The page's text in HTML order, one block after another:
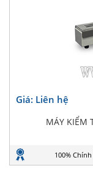
Giá: Liên hệ
MÁY KIỂM
100%